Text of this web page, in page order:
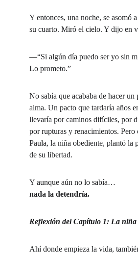
Y entonces, una noche, se asomó
su cuarto. Miró el cielo. Y dijo en
—“Si algún día puedo ser yo sin
Lo prometo.”
No sabía que acababa de hacer un
alma. Un pacto que tardaría años
llevaría por caminos difíciles, por
por rupturas y renacimientos. Pero
Paula, la niña obediente, plantó la
de su libertad.
Y aunque aún no lo sabía…
nada la detendría.
Reflexión del Capítulo 1: La niña
Ahí donde empieza la vida,